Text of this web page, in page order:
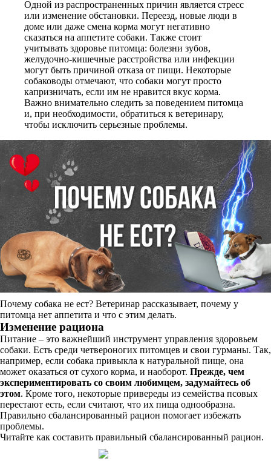
Одной из распространенных причин является стресс
или изменение обстановки. Переезд, новые люди в
доме или даже смена корма могут негативно
сказаться на аппетите собаки. Также стоит
учитывать здоровье питомца: болезни зубов,
желудочно-кишечные расстройства или инфекции
могут быть причиной отказа от пищи. Некоторые
собаководы отмечают, что собаки могут просто
капризничать, если им не нравится вкус корма.
Важно внимательно следить за поведением питомца
и, при необходимости, обратиться к ветеринару,
чтобы исключить серьезные проблемы.
Почему собака не ест? Ветеринар рассказывает, почему у
питомца нет аппетита и что с этим делать.
Изменение рациона
Питание – это важнейший инструмент управления здоровьем
собаки. Есть среди четвероногих питомцев и свои гурманы. Так,
например, если собака привыкла к натуральной пище, она
может оказаться от сухого корма, и наоборот. Прежде, чем
экспериментировать со своим любимцем, задумайтесь об
этом. Кроме того, некоторые привереды из семейства псовых
перестают есть, если считают, что их пища однообразна.
Правильно сбалансированный рацион помогает избежать
проблемы.
Читайте как составить правильный сбалансированный рацион.